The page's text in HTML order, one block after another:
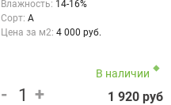
Влажность: 14-16%
Сорт: А
Цена за м2: 4 000 руб.
В наличии
- + 1 920 руб